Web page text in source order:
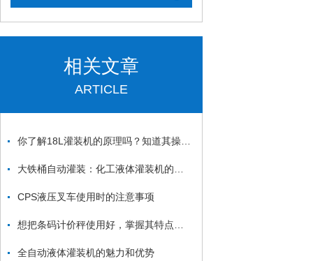
相关文章
ARTICLE
CPS液压叉车使用时的注意事项
全自动液体灌装机的魅力和优势